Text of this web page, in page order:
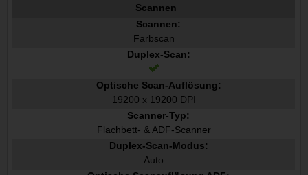
Scannen
Scannen:
Farbscan
Duplex-Scan:
Optische Scan-Auflösung:
19200 x 19200 DPI
Scanner-Typ:
Flachbett- & ADF-Scanner
Duplex-Scan-Modus:
Auto